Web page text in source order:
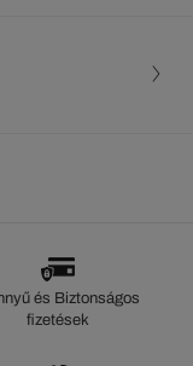
és Biztonságos
fizetések